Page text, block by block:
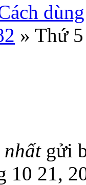
» Thứ
nhất gửi
10 21,